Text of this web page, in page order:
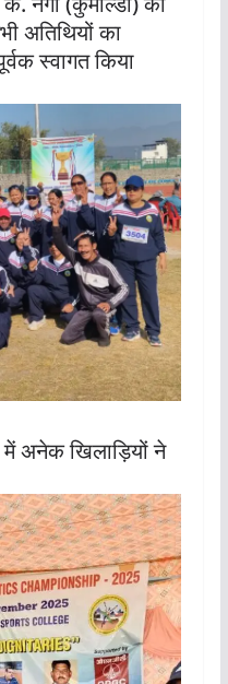
अतिथियों का
स्वागत किया
में अनेक खिलाड़ियों ने